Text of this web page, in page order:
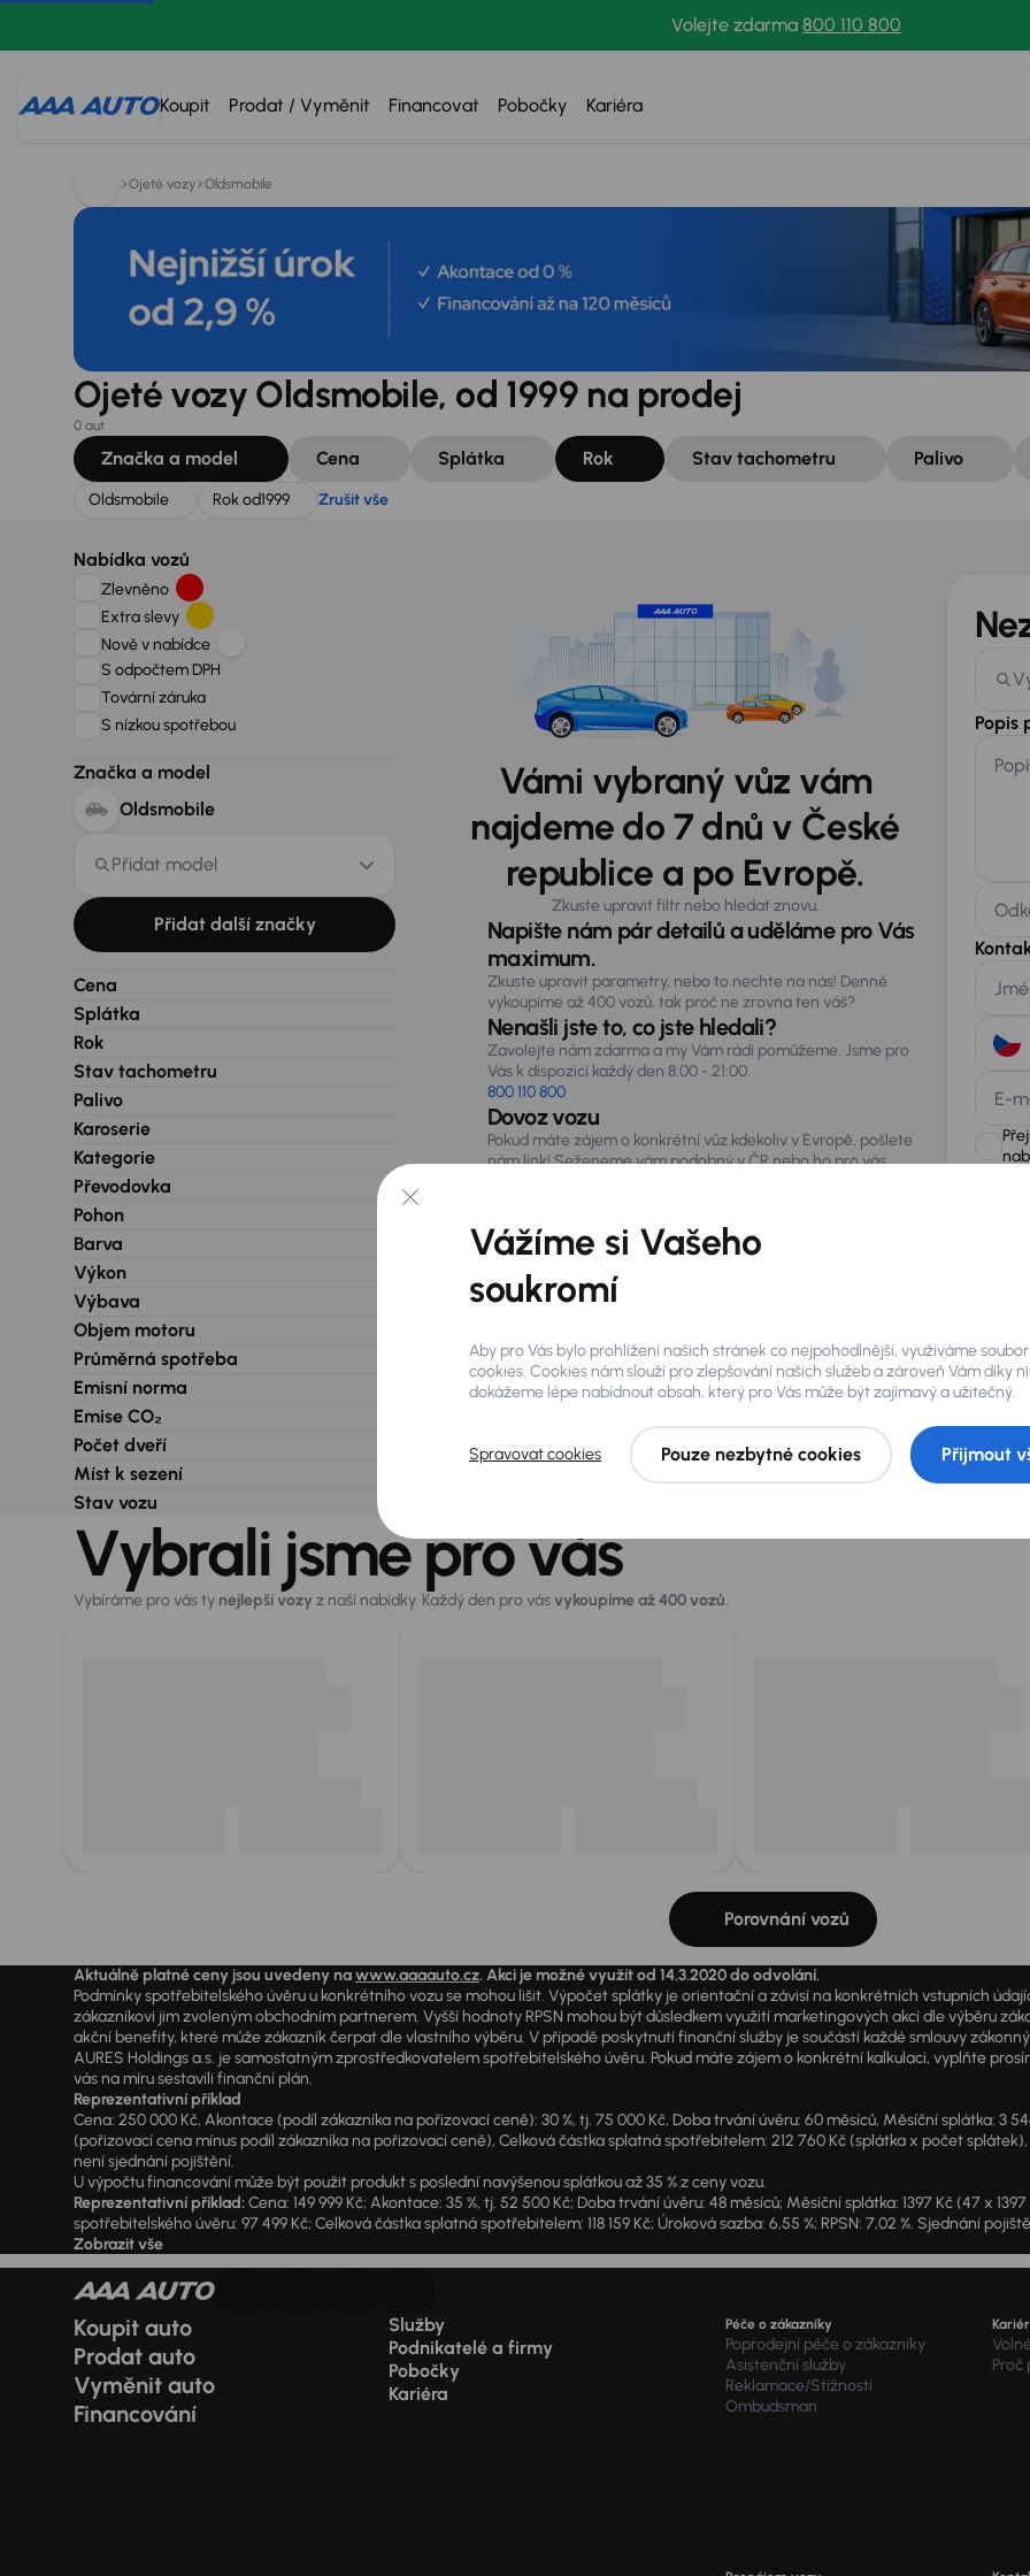
Volejte zdarma 800 110 800
Koupit Prodat / Vyměnit Financovat Pobočky Kariéra
Hledáte: Zrušit vše
Ojeté vozy Oldsmobile
Ojeté vozy Oldsmobile, od 1999 na prodej
0 aut
Značka a model Cena Splátka Rok Stav tachometru Palivo
Oldsmobile Rok od1999 Zrušit vše
Nabídka vozů
Zlevněno
Extra slevy
Nově v nabídce
S odpočtem DPH
Tovární záruka
S nízkou spotřebou
Značka a model
Oldsmobile
Přidat model
Přidat další značky
Cena
Splátka
Rok
Stav tachometru
Palivo
Karoserie
Kategorie
Převodovka
Pohon
Barva
Výkon
Výbava
Objem motoru
Průměrná spotřeba
Emisní norma
Emise CO₂
Počet dveří
Míst k sezení
Stav vozu
Vámi vybraný vůz vám
najdeme do 7 dnů v České
republice a po Evropě.
Zkuste upravit filtr nebo hledat znovu.
Napište nám pár detailů a uděláme pro Vás
maximum.
Zkuste upravit parametry, nebo to nechte na nás! Denně
vykoupíme až 400 vozů, tak proč ne zrovna ten váš?
Nenašli jste to, co jste hledali?
Zavolejte nám zdarma a my Vám rádi pomůžeme. Jsme pro
Vás k dispozici každý den 8:00 - 21:00.
800 110 800
Dovoz vozu
Pokud máte zájem o konkrétní vůz kdekoliv v Evropě, pošlete
nám link! Seženeme vám podobný v ČR nebo ho pro vás
Popis
E-
AURES
Vybrali jsme pro vás
Vybíráme pro vás ty nejlepší vozy z naší nabídky. Každý den pro vásvykoupíme až 400 vozů.
Porovnání vozů
Aktuálně platné ceny jsou uvedeny nawww.aaaauto.cz. Akci je možné využít od 14.3.2020 do odvolání.
Podmínky spotřebitelského úvěru u konkrétního vozu se mohou lišit. Výpočet splátky je orientační a závisí na konkrétních vstupních
zákazníkovi jim zvoleným obchodním partnerem. Vyšší hodnoty RPSN mohou být důsledkem využití marketingových akcí dle výběru
akční benefity, které může zákazník čerpat dle vlastního výběru. V případě poskytnutí finanční služby je součástí každé smlouvy
AURES Holdings a.s. je samostatným zprostředkovatelem spotřebitelského úvěru. Pokud máte zájem o konkrétní kalkulaci, vyplňte
vás na míru sestavili finanční plán.
Reprezentativní příklad
Cena: 250 000 Kč, Akontace (podíl zákazníka na pořizovací ceně): 30 %, tj. 75 000 Kč, Doba trvání úvěru: 60 měsíců, Měsíční splátka: 3
(pořizovací cena mínus podíl zákazníka na pořizovací ceně), Celková částka splatná spotřebitelem: 212 760 Kč (splátka x počet splátek),
není sjednání pojištění.
U výpočtu financování může být použit produkt s poslední navýšenou splátkou až 35 % z ceny vozu.
Reprezentativní příklad:Cena: 149 999 Kč; Akontace: 35 %, tj. 52 500 Kč; Doba trvání úvěru: 48 měsíců; Měsíční splátka: 1397 Kč (47 x
spotřebitelského úvěru: 97 499 Kč; Celková částka splatná spotřebitelem: 118 159 Kč; Úroková sazba: 6,55 %; RPSN: 7,02 %. Sjednání
Zobrazit vše
Koupit auto
Prodat auto
Vyměnit auto
Financování
Služby
Podnikatelé a firmy
Pobočky
Kariéra
Péče o zákazníky
Poprodejní péče o zákazníky
Asistenční služby
Reklamace/Stížnosti
Ombudsman
Proč
Vážíme si Vašeho
soukromí
Aby pro Vás bylo prohlížení našich stránek co nejpohodlnější, využíváme
cookies. Cookies nám slouží pro zlepšování našich služeb a zároveň Vám díky
dokážeme lépe nabídnout obsah, který pro Vás může být zajímavý a užitečný.
Spravovat cookies Pouze nezbytné cookies Přijmout